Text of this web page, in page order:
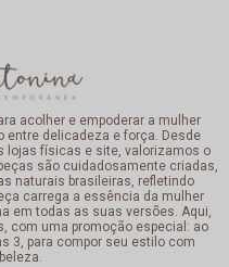
acolher e empoderar a mulher
entre delicadeza e força. Desde
lojas físicas e site, valorizamos o
são cuidadosamente criadas,
naturais brasileiras, refletindo
carrega a essência da mulher
em todas as suas versões. Aqui,
com uma promoção especial: ao
3, para compor seu estilo com